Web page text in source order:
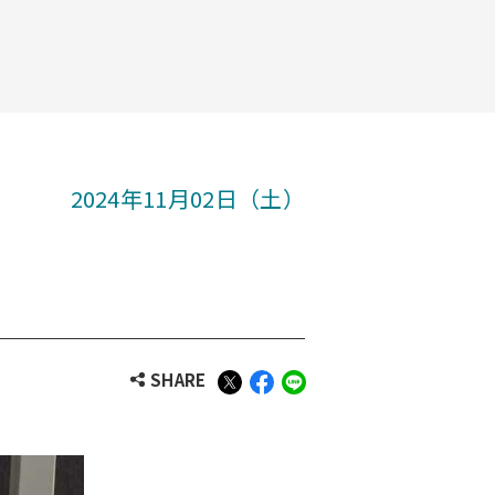
2024年11月02日（土）
SHARE